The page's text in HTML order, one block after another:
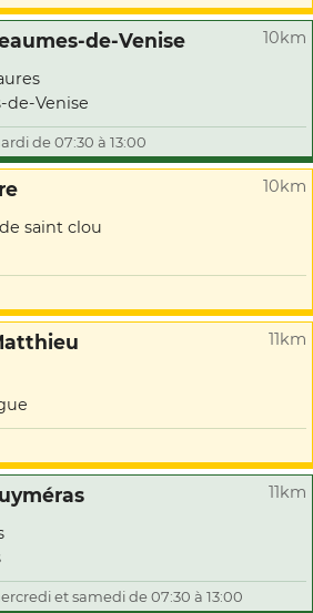
de-Venise 10km
de-Venise
de 07:30 à 13:00
10km
saint clou
11km
11km
et samedi de 07:30 à 13:00